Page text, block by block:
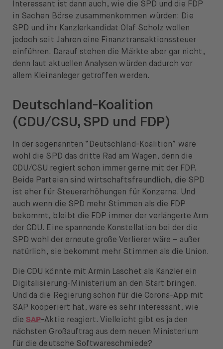
Interessant ist dann auch, wie die SPD und die FDP
in Sachen Börse zusammenkommen würden: Die
SPD und ihr Kanzlerkandidat Olaf Scholz wollen
jedoch seit Jahren eine Finanztransaktionssteuer
einführen. Darauf stehen die Märkte aber gar nicht,
denn laut aktuellen Analysen würden dadurch vor
allem Kleinanleger getroffen werden.
Deutschland-Koalition
(CDU/CSU, SPD und FDP)
In der sogenannten “Deutschland-Koalition” wäre
wohl die SPD das dritte Rad am Wagen, denn die
CDU/CSU regiert schon immer gerne mit der FDP.
Beide Parteien sind wirtschaftsfreundlich, die SPD
ist eher für Steuererhöhungen für Konzerne. Und
auch wenn die SPD mehr Stimmen als die FDP
bekommt, bleibt die FDP immer der verlängerte Arm
der CDU. Eine spannende Konstellation bei der die
SPD wohl der erneute große Verlierer wäre – außer
natürlich, sie bekommt mehr Stimmen als die Union.
Die CDU könnte mit Armin Laschet als Kanzler ein
Digitalisierung-Ministerium an den Start bringen.
Und da die Regierung schon für die Corona-App mit
SAP kooperiert hat, wäre es sehr interessant, wie
dieSAP-Aktie reagiert. Vielleicht gibt es ja den
nächsten Großauftrag aus dem neuen Ministerium
für die deutsche Softwareschmiede?